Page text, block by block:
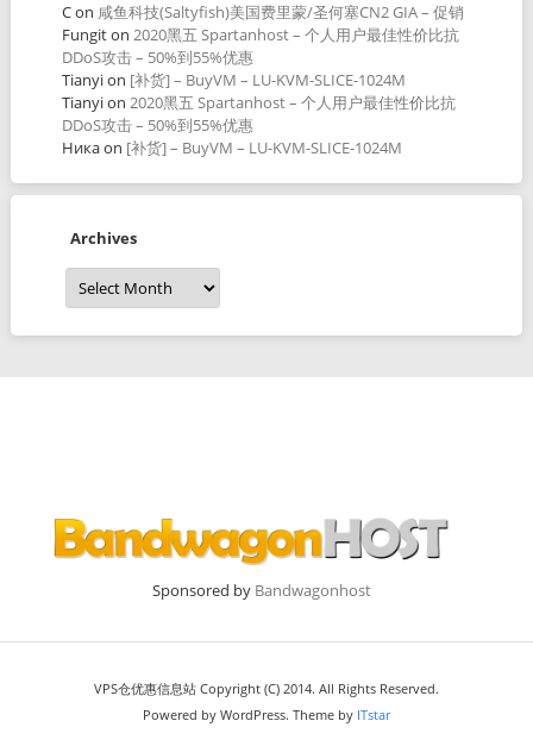
Con 咸鱼科技(Saltyfish)美国费里蒙/圣何塞CN2 GIA – 促销
Fungiton 2020黑五 Spartanhost – 个人用户最佳性价比抗
DDoS攻击 – 50%到55%优惠
Tianyion [补货] – BuyVM – LU-KVM-SLICE-1024M
Tianyion 2020黑五 Spartanhost – 个人用户最佳性价比抗
DDoS攻击 – 50%到55%优惠
Никаon [补货] – BuyVM – LU-KVM-SLICE-1024M
Archives
Archives
Sponsored by Bandwagonhost
VPS仓优惠信息站 Copyright (C) 2014. All Rights Reserved.
Powered by WordPress. Theme by ITstar